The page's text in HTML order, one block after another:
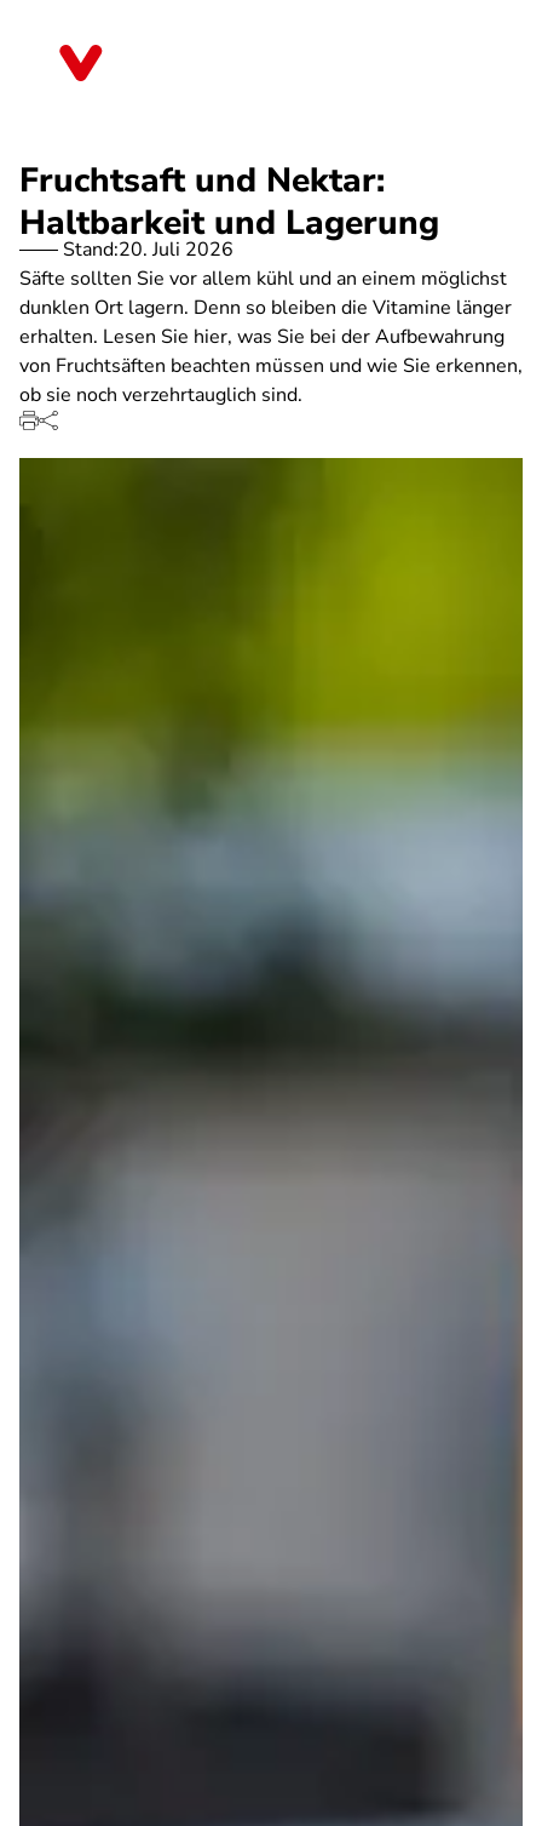
Fruchtsaft und Nektar:
Haltbarkeit und Lagerung
Stand:20. Juli 2026
Säfte sollten Sie vor allem kühl und an einem möglichst
dunklen Ort lagern. Denn so bleiben die Vitamine länger
erhalten. Lesen Sie hier, was Sie bei der Aufbewahrung
von Fruchtsäften beachten müssen und wie Sie erkennen,
ob sie noch verzehrtauglich sind.